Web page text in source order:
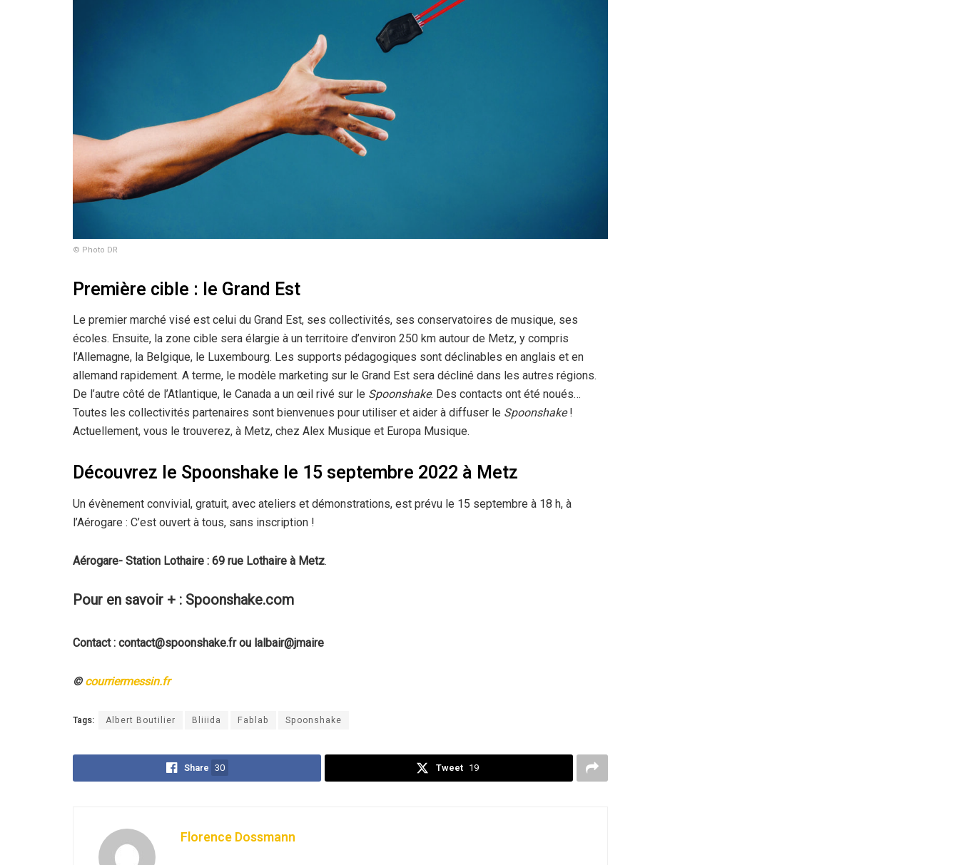
© Photo DR
Première cible : le Grand Est
Le premier marché visé est celui du Grand Est, ses collectivités, ses conservatoires de musique, ses
écoles. Ensuite, la zone cible sera élargie à un territoire d’environ 250 km autour de Metz, y compris
l’Allemagne, la Belgique, le Luxembourg. Les supports pédagogiques sont déclinables en anglais et en
allemand rapidement. A terme, le modèle marketing sur le Grand Est sera décliné dans les autres régions.
De l’autre côté de l’Atlantique, le Canada a un œil rivé sur le Spoonshake. Des contacts ont été noués…
Toutes les collectivités partenaires sont bienvenues pour utiliser et aider à diffuser le Spoonshake!
Actuellement, vous le trouverez, à Metz, chez Alex Musique et Europa Musique.
Découvrez le Spoonshake le 15 septembre 2022 à Metz
Un évènement convivial, gratuit, avec ateliers et démonstrations, est prévu le 15 septembre à 18 h, à
l’Aérogare : C’est ouvert à tous, sans inscription !
Aérogare- Station Lothaire : 69 rue Lothaire à Metz.
Pour en savoir + : Spoonshake.com
Contact : contact@spoonshake.fr ou lalbair@jmaire
© courriermessin.fr
Tags: Albert Boutilier Bliiida Fablab Spoonshake
Share 30 Tweet 19
Florence Dossmann